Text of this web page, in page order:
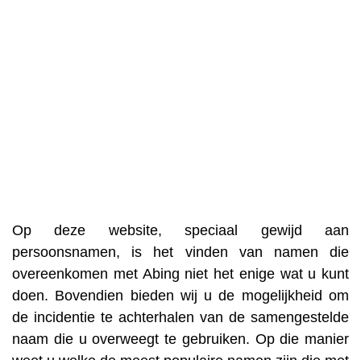
Op deze website, speciaal gewijd aan
persoonsnamen, is het vinden van namen die
overeenkomen met Abing niet het enige wat u kunt
doen. Bovendien bieden wij u de mogelijkheid om
de incidentie te achterhalen van de samengestelde
naam die u overweegt te gebruiken. Op die manier